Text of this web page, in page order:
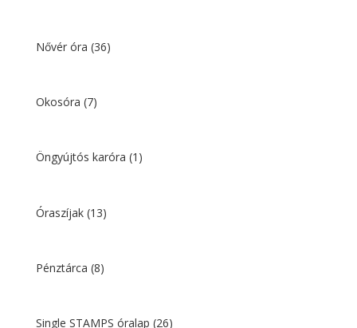
Nővér óra (36)
Okosóra (7)
Öngyújtós karóra (1)
Óraszíjak (13)
Pénztárca (8)
Single STAMPS óralap (26)